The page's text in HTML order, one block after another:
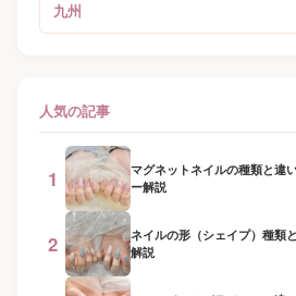
九州
人気の記事
1
マグネットネイルの種類と違
ー解説
2
ネイルの形（シェイプ）種類
解説